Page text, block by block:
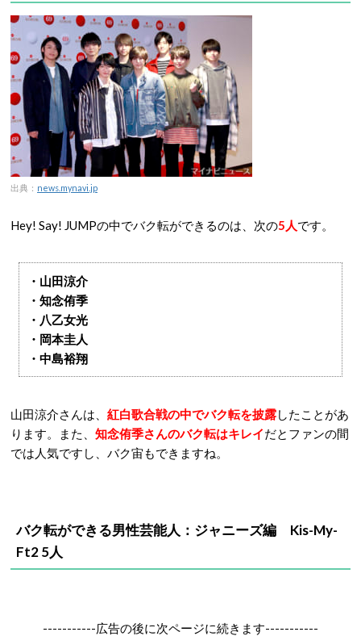
出典： news.mynavi.jp
Hey! Say! JUMPの中でバク転ができるのは、次の5人です。
・山田涼介
・知念侑季
・八乙女光
・岡本圭人
・中島裕翔
山田涼介さんは、 紅白歌合戦の中でバク転を披露したことがあ
ります。また、 知念侑季さんのバク転はキレイだとファンの間
では人気ですし、バク宙もできますね。
バク転ができる男性芸能人：ジャニーズ編 Kis-My-
Ft2 5人
-----------広告の後に次ページに続きます-----------